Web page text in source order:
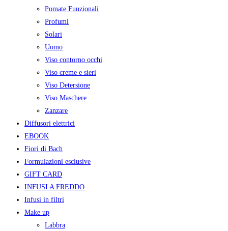
Pomate Funzionali
Profumi
Solari
Uomo
Viso contorno occhi
Viso creme e sieri
Viso Detersione
Viso Maschere
Zanzare
Diffusori elettrici
EBOOK
Fiori di Bach
Formulazioni esclusive
GIFT CARD
INFUSI A FREDDO
Infusi in filtri
Make up
Labbra